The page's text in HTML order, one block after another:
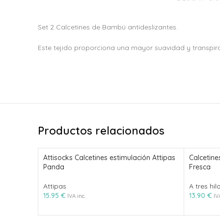
Set 2 Calcetines de Bambú antideslizantes.
Este tejido proporciona una mayor suavidad y
Productos relacionados
Attisocks Calcetines estimulación Attipas
Panda
Attipas
15.95 € IVA inc.
Fresca
A tres
13.90 €